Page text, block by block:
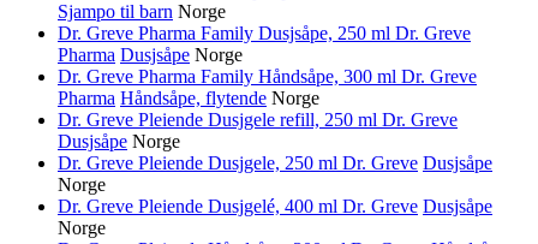
Sjampo til barn Norge
Dr. Greve Pharma Family Dusjsåpe, 250 ml Dr. Greve
Pharma Dusjsåpe Norge
Dr. Greve Pharma Family Håndsåpe, 300 ml Dr. Greve
Pharma Håndsåpe, flytende Norge
Dr. Greve Pleiende Dusjgele refill, 250 ml Dr. Greve
Dusjsåpe Norge
Dr. Greve Pleiende Dusjgele, 250 ml Dr. Greve Dusjsåpe
Norge
Dr. Greve Pleiende Dusjgelé, 400 ml Dr. Greve Dusjsåpe
Norge